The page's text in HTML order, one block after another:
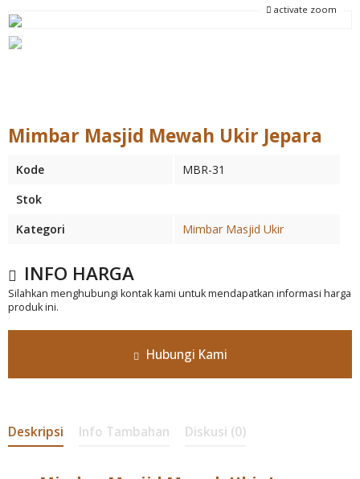
activate zoom
Mimbar Masjid Mewah Ukir Jepara
Kode
MBR-31
Stok
Kategori
Mimbar Masjid Ukir
INFO HARGA
Silahkan menghubungi kontak kami untuk mendapatkan informasi harga
produk ini.
Hubungi Kami
Deskripsi Info Tambahan Diskusi (0)